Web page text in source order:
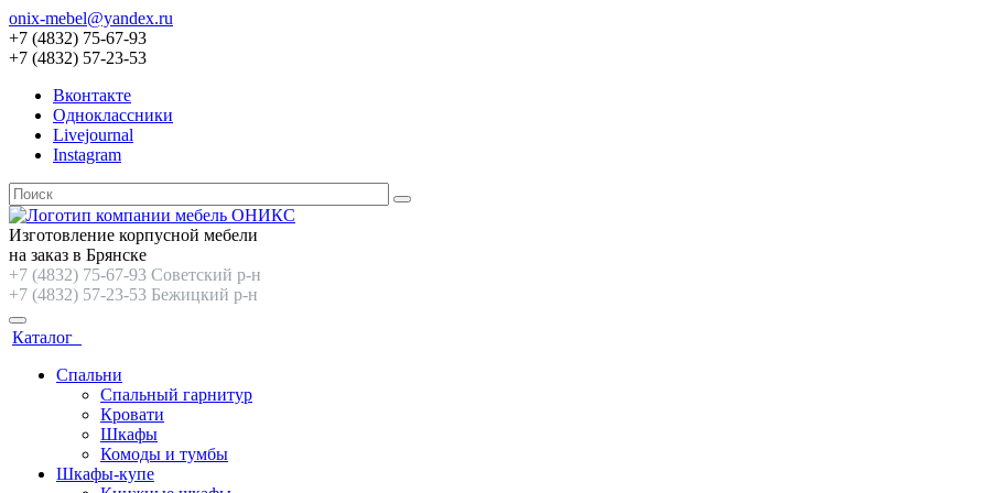
onix-mebel@yandex.ru
+7 (4832) 75-67-93
+7 (4832) 57-23-53
Вконтакте
Одноклассники
Livejournal
Instagram
Изготовление корпусной мебели
на заказ в Брянске
+7 (4832) 75-67-93 Советский р-н
+7 (4832) 57-23-53 Бежицкий р-н
Каталог
Спальни
Спальный гарнитур
Кровати
Шкафы
Комоды и тумбы
Шкафы-купе